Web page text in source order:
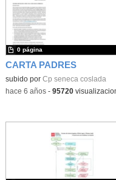
CARTA PADRES
subido por Cp seneca coslada
0 página
-hace 6 años- 95720